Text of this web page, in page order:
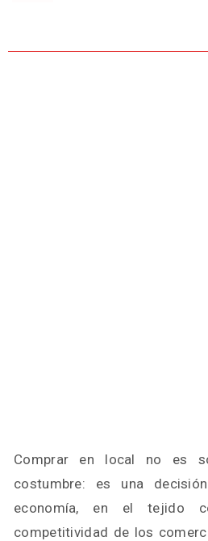
Comprar en local no es
costumbre: es una
economía, en el tejido
competitividad de los